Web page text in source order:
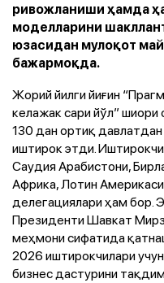
ривожланиши ҳамда
моделларини
юзасидан мулоқот
бажармоқда.
Жорий йилги йиғин
келажак сари йўл”
130 дан ортиқ
иштирок этди.
Саудия Арабистони,
Африка, Лотин
делегациялари ҳам бор.
Президенти Шавкат
меҳмони сифатида
2026 иштирокчилари
бизнес дастурини